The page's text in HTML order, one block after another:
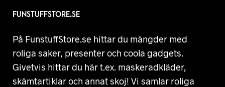
FUNSTUFFSTORE.SE
På FunstuffStore.se hittar du mängder med
roliga saker, presenter och coola gadgets.
Givetvis hittar du här t.ex. maskeradkläder,
skämtartiklar och annat skoj! Vi samlar roliga